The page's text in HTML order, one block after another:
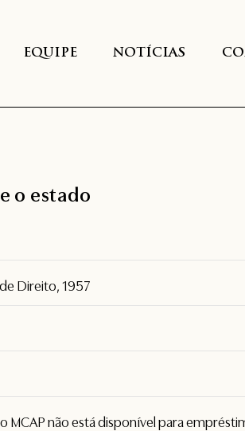
EQUIPE NOTÍCIAS
o estado
Direito, 1957
MCAP não está disponível para